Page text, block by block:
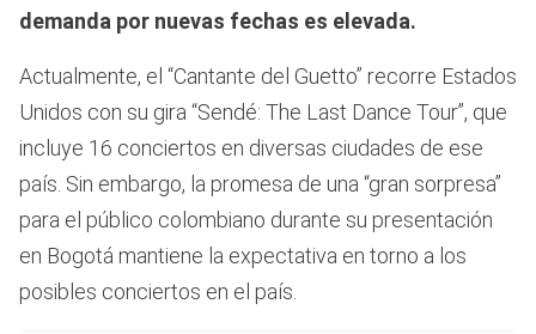
demanda por nuevas fechas es elevada.
Actualmente, el “Cantante del Guetto” recorre Estados
Unidos con su gira “Sendé: The Last Dance Tour”, que
incluye 16 conciertos en diversas ciudades de ese
país. Sin embargo, la promesa de una “gran sorpresa”
para el público colombiano durante su presentación
en Bogotá mantiene la expectativa en torno a los
posibles conciertos en el país.